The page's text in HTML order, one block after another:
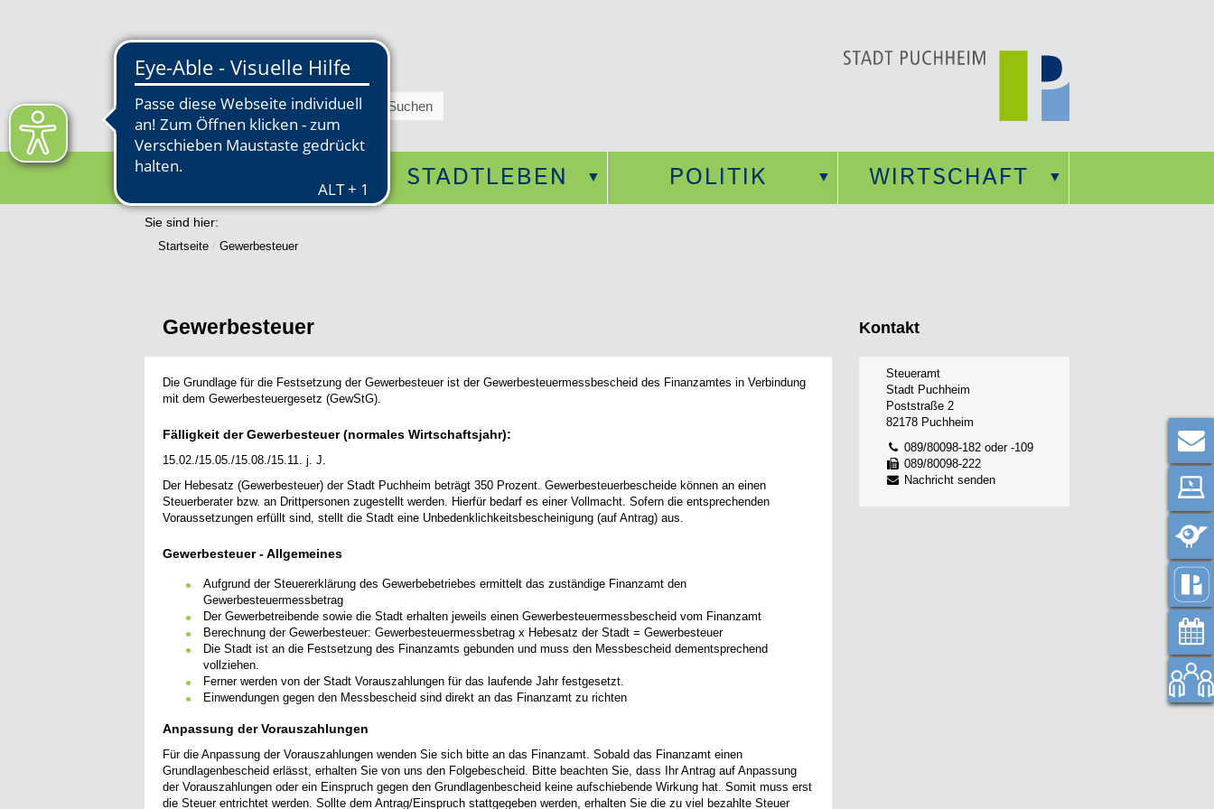
STADTLEBEN POLITIK WIRTSCHAFT
Sie sind hier:
Startseite Gewerbesteuer
Gewerbesteuer
Die Grundlage für die Festsetzung der Gewerbesteuer ist der Gewerbesteuermessbescheid des Finanzamtes in Verbindung
mit dem Gewerbesteuergesetz (GewStG).
Fälligkeit der Gewerbesteuer (normales Wirtschaftsjahr):
15.02./15.05./15.08./15.11. j. J.
Der Hebesatz (Gewerbesteuer) der Stadt Puchheim beträgt 350 Prozent. Gewerbesteuerbescheide können an einen
Steuerberater bzw. an Drittpersonen zugestellt werden. Hierfür bedarf es einer Vollmacht. Sofern die entsprechenden
Voraussetzungen erfüllt sind, stellt die Stadt eine Unbedenklichkeitsbescheinigung (auf Antrag) aus.
Gewerbesteuer - Allgemeines
Aufgrund der Steuererklärung des Gewerbebetriebes ermittelt das zuständige Finanzamt den
Gewerbesteuermessbetrag
Der Gewerbetreibende sowie die Stadt erhalten jeweils einen Gewerbesteuermessbescheid vom Finanzamt
Berechnung der Gewerbesteuer: Gewerbesteuermessbetrag x Hebesatz der Stadt = Gewerbesteuer
Die Stadt ist an die Festsetzung des Finanzamts gebunden und muss den Messbescheid dementsprechend
vollziehen.
Ferner werden von der Stadt Vorauszahlungen für das laufende Jahr festgesetzt.
Einwendungen gegen den Messbescheid sind direkt an das Finanzamt zu richten
Anpassung der Vorauszahlungen
Für die Anpassung der Vorauszahlungen wenden Sie sich bitte an das Finanzamt. Sobald das Finanzamt einen
Grundlagenbescheid erlässt, erhalten Sie von uns den Folgebescheid. Bitte beachten Sie, dass Ihr Antrag auf Anpassung
der Vorauszahlungen oder ein Einspruch gegen den Grundlagenbescheid keine aufschiebende Wirkung hat. Somit muss erst
die Steuer entrichtet werden. Sollte dem Antrag/Einspruch stattgegeben werden, erhalten Sie die zu viel bezahlte Steuer
Kontakt
Steueramt
Stadt Puchheim
Poststraße 2
82178 Puchheim
089/80098-182 oder -109
089/80098-222
Nachricht senden